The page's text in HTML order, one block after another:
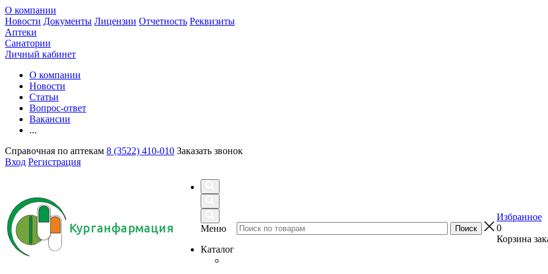
О компании
Новости Документы Лицензии Отчетность Реквизиты
Аптеки
Санатории
Личный кабинет
О компании
Новости
Статьи
Вопрос-ответ
Вакансии
...
Справочная по аптекам 8 (3522) 410-010 Заказать звонок
Вход Регистрация
Курганфармация
Меню
Каталог
Избранное
0
Корзина